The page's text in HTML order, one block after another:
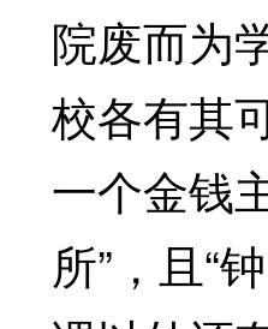
院废而为
校各有其
一个金钱
所”，且“